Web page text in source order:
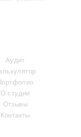
Аудит
О студии
Отзывы
Контакты